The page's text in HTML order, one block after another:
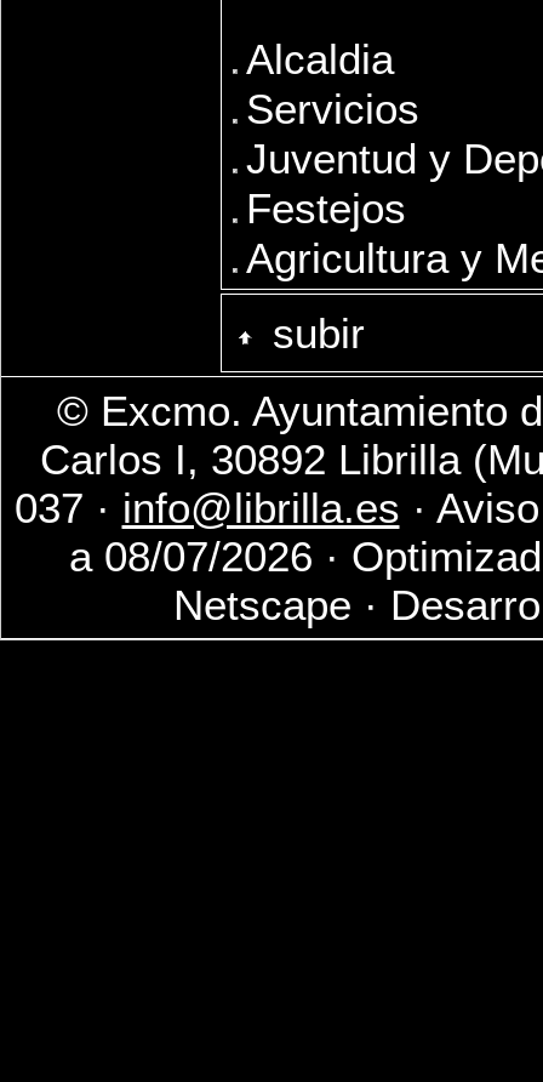
Alcaldia
Servicios
Juventud y
Festejos
Agricultura y
subir
© Excmo. Ayuntamiento
Carlos I, 30892 Librilla
037 · info@librilla.es ·
a 08/07/2026 ·
Netscape ·